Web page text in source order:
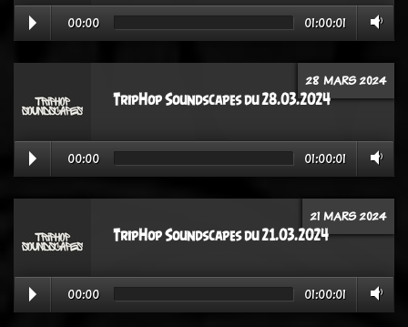
00:00 01:00:01
28 MARS 2024
TripHop Soundscapes du 28.03.2024
00:00 01:00:01
21 MARS 2024
TripHop Soundscapes du 21.03.2024
00:00 01:00:01